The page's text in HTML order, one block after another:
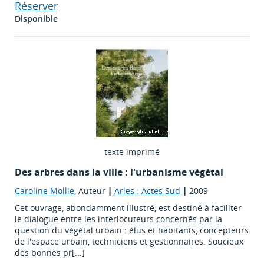
Réserver
Disponible
texte imprimé
Des arbres dans la ville : l'urbanisme végétal
Caroline Mollie, Auteur | Arles : Actes Sud | 2009
Cet ouvrage, abondamment illustré, est destiné à faciliter
le dialogue entre les interlocuteurs concernés par la
question du végétal urbain : élus et habitants, concepteurs
de l'espace urbain, techniciens et gestionnaires. Soucieux
des bonnes pr[...]